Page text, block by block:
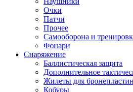
Очки
Патчи
Прочее
Самооборона и
Фонари
Снаряжение
Баллистическая защита
Дополнительное
Жилеты для бронепластин
Кобуры